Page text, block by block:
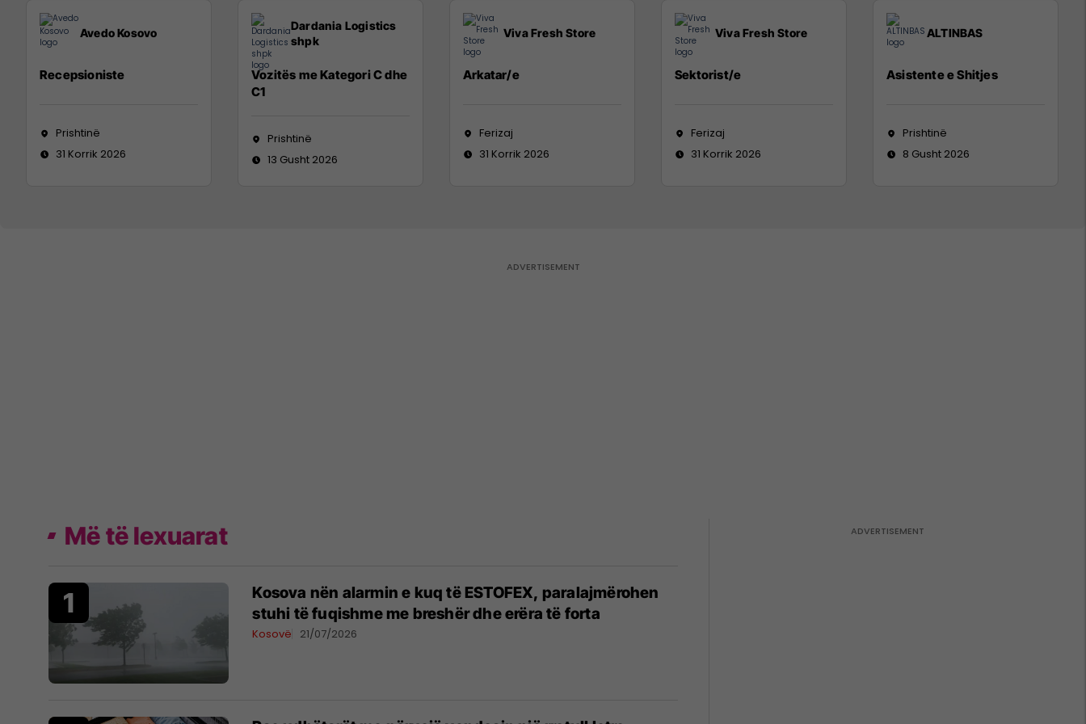
Avedo Kosovo
Recepsioniste
Prishtinë
31 Korrik 2026
Dardania Logistics
shpk
Vozitës me Kategori C dhe
C1
Prishtinë
13 Gusht 2026
Viva Fresh Store
Arkatar/e
Ferizaj
31 Korrik 2026
Viva Fresh Store
Sektorist/e
Ferizaj
31 Korrik 2026
ALTINBAS
Asistente e Shitjes
Prishtinë
8 Gusht 2026
Më të lexuarat
Kosova nën alarmin e kuq të ESTOFEX, paralajmërohen
stuhi të fuqishme me breshër dhe erëra të forta
Kosovë 21/07/2026